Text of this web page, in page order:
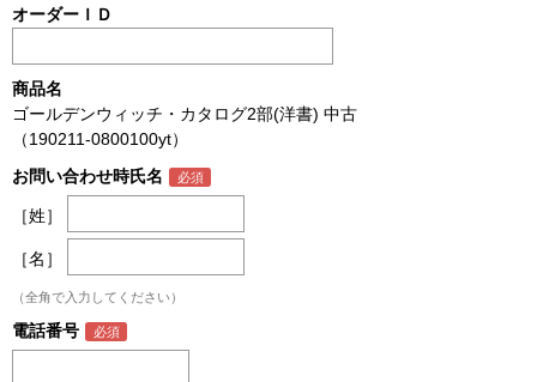
オーダーＩＤ
商品名
ゴールデンウィッチ・カタログ2部(洋書) 中古
（190211-0800100yt）
お問い合わせ時氏名
［姓］
［名］
（全角で入力してください）
電話番号